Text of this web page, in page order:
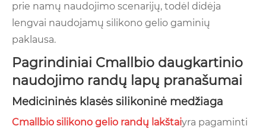
prie namų naudojimo scenarijų, todėl didėja
lengvai naudojamų silikono gelio gaminių
paklausa.
Pagrindiniai Cmallbio daugkartinio
naudojimo randų lapų pranašumai
Medicininės klasės silikoninė medžiaga
Cmallbio silikono gelio randų lakštaiyra pagaminti